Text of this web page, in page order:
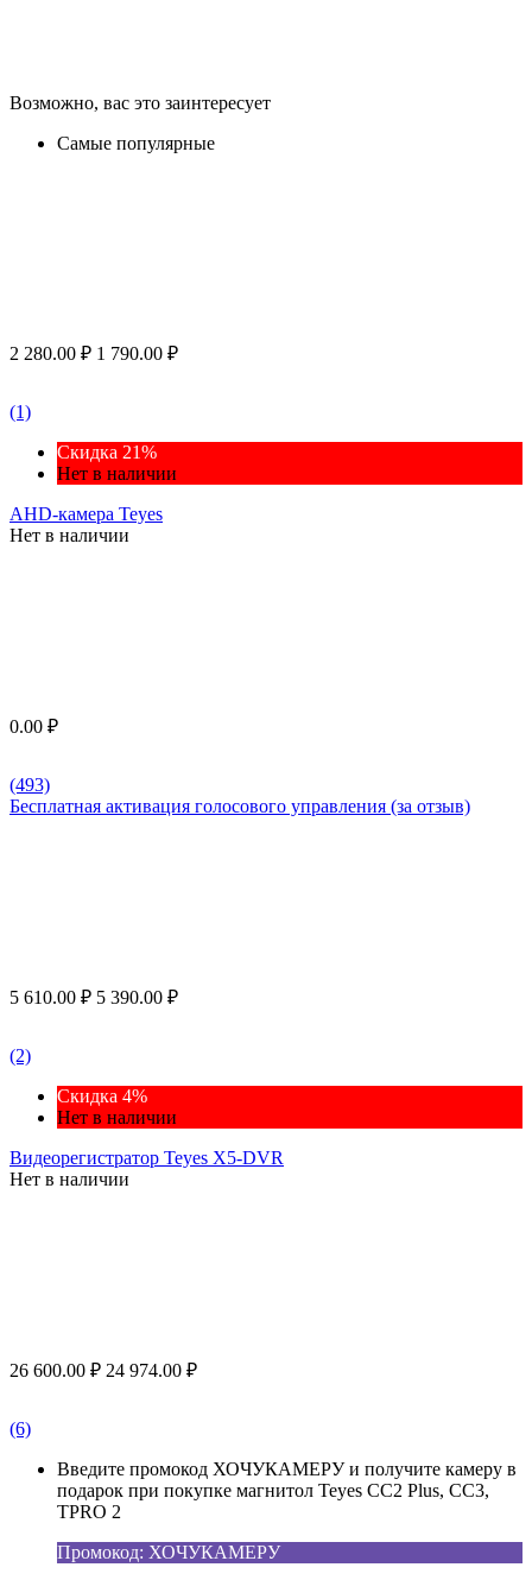
Возможно, вас это заинтересует
Самые популярные
2 280.00 ₽ 1 790.00 ₽
(1)
Скидка 21%
Нет в наличии
AHD-камера Teyes
Нет в наличии
0.00 ₽
(493)
Бесплатная активация голосового управления (за отзыв)
5 610.00 ₽ 5 390.00 ₽
(2)
Скидка 4%
Нет в наличии
Видеорегистратор Teyes X5-DVR
Нет в наличии
26 600.00 ₽ 24 974.00 ₽
(6)
Введите промокод ХОЧУКАМЕРУ и получите камеру в
подарок при покупке магнитол Teyes CC2 Plus, CC3,
TPRO 2
Промокод: ХОЧУКАМЕРУ